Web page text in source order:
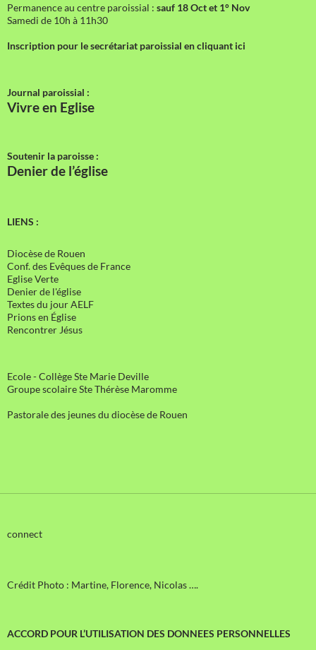
Permanence au centre paroissial : sauf 18 Oct et 1° Nov
Samedi de 10h à 11h30
Inscription pour le secrétariat paroissial en cliquant ici
Journal paroissial :
Vivre en Eglise
Soutenir la paroisse :
Denier de l’église
LIENS :
Diocèse de Rouen
Conf. des Evêques de France
Eglise Verte
Denier de l'église
Textes du jour AELF
Prions en Église
Rencontrer Jésus
Ecole - Collège Ste Marie Deville
Groupe scolaire Ste Thérèse Maromme
Pastorale des jeunes du diocèse de Rouen
connect
Crédit Photo : Martine, Florence, Nicolas ….
ACCORD POUR L’UTILISATION DES DONNEES PERSONNELLES